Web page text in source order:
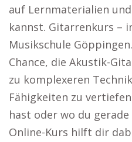
auf Lernmaterialien
kannst. Gitarrenkurs –
Musikschule
Chance, die Akustik-
zu komplexeren
Fähigkeiten zu
hast oder wo du
Online-Kurs hilft dir